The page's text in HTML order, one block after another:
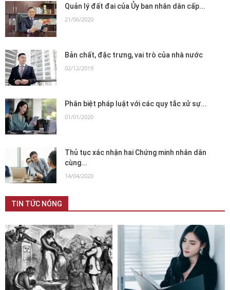
Quản lý đất đai của Ủy ban nhân dân cấp...
21/06/2020
Bản chất, đặc trưng, vai trò của nhà nước
02/12/2019
Phân biệt pháp luật với các quy tắc xử sự...
01/01/2020
Thủ tục xác nhận hai Chứng minh nhân dân
cùng...
14/04/2020
TIN TỨC NÓNG